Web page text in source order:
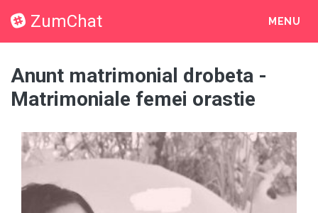
ZumChat MENU
Anunt matrimonial drobeta -
Matrimoniale femei orastie